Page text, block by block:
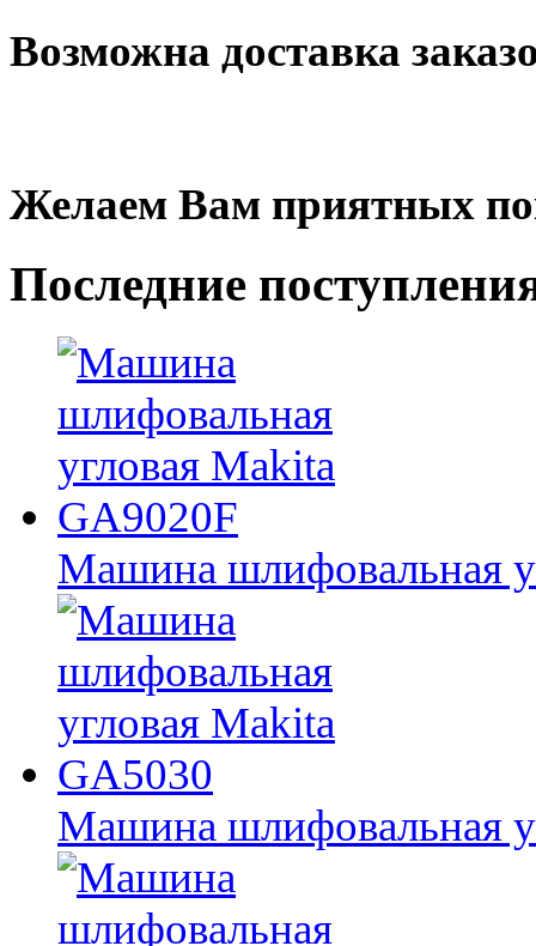
Возможна доставка
Желаем Вам приятных
Последние
Машина шлифовальная
Машина шлифовальная